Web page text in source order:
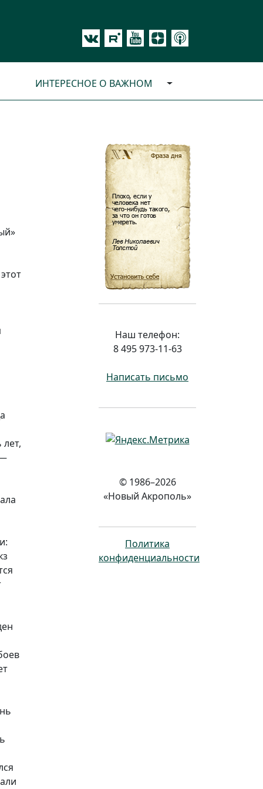
ИНТЕРЕСНОЕ О ВАЖНОМ
Наш телефон:
8 495 973-11-63
Написать письмо
© 1986–2026
«Новый Акрополь»
Политика
конфиденциальности